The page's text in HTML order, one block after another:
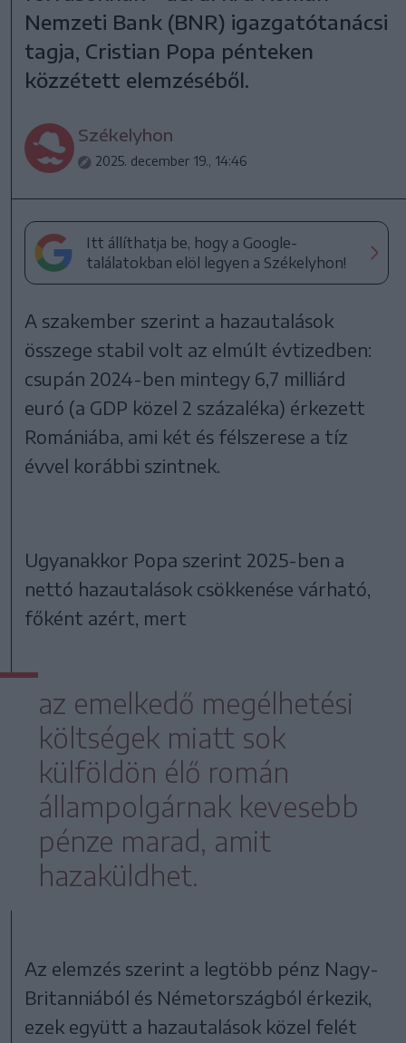
Nemzeti Bank (BNR) igazgatótanácsi
tagja, Cristian Popa pénteken
közzétett elemzéséből.
Székelyhon
2025. december 19., 14:46
Itt állíthatja be, hogy a Google-
találatokban elöl legyen a Székelyhon!
A szakember szerint a hazautalások
összege stabil volt az elmúlt évtizedben:
csupán 2024-ben mintegy 6,7 milliárd
euró (a GDP közel 2 százaléka) érkezett
Romániába, ami két és félszerese a tíz
évvel korábbi szintnek.
Ugyanakkor Popa szerint 2025-ben a
nettó hazautalások csökkenése várható,
főként azért, mert
az emelkedő megélhetési
költségek miatt sok
külföldön élő román
állampolgárnak kevesebb
pénze marad, amit
hazaküldhet.
Az elemzés szerint a legtöbb pénz Nagy-
Britanniából és Németországból érkezik,
ezek együtt a hazautalások közel felét